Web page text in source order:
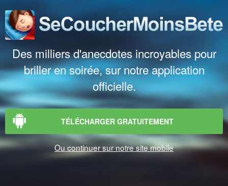
Des milliers d'anecdotes incroyables pour
briller en soirée, sur notre application
officielle.
TÉLÉCHARGER GRATUITEMENT
Ou continuer sur notre site mobile